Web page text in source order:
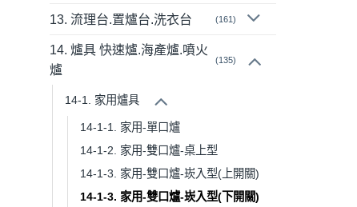
13. 流理台.置爐台.洗衣台 (161)
14. 爐具 快速爐.海產爐.噴火
爐
(135)
14-1. 家用爐具
14-1-1. 家用-單口爐
14-1-2. 家用-雙口爐-桌上型
14-1-3. 家用-雙口爐-崁入型(上開關)
14-1-3. 家用-雙口爐-崁入型(下開關)